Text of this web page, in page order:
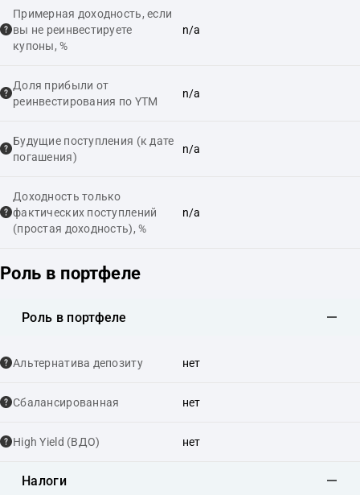
Примерная доходность, если
вы не реинвестируете
купоны, %
n/a
Доля прибыли от
реинвестирования по YTM
n/a
Будущие поступления (к дате
погашения)
n/a
Доходность только
фактических поступлений
(простая доходность), %
n/a
Роль в портфеле
Роль в портфеле
Альтернатива депозиту нет
Сбалансированная нет
High Yield (ВДО) нет
Налоги